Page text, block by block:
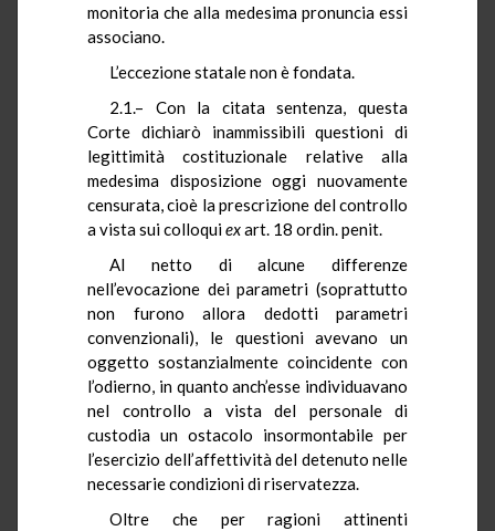
monitoria che alla medesima pronuncia essi
associano.
L’eccezione statale non è fondata.
2.1.– Con la citata sentenza, questa
Corte dichiarò inammissibili questioni di
legittimità costituzionale relative alla
medesima disposizione oggi nuovamente
censurata, cioè la prescrizione del controllo
a vista sui colloquiexart. 18 ordin. penit.
Al netto di alcune differenze
nell’evocazione dei parametri (soprattutto
non furono allora dedotti parametri
convenzionali), le questioni avevano un
oggetto sostanzialmente coincidente con
l’odierno, in quanto anch’esse individuavano
nel controllo a vista del personale di
custodia un ostacolo insormontabile per
l’esercizio dell’affettività del detenuto nelle
necessarie condizioni di riservatezza.
Oltre che per ragioni attinenti